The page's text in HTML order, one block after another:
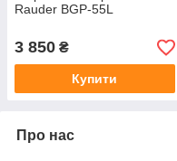
Rauder BGP-55L
3 850 ₴
Купити
Про нас